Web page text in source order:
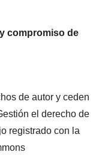
compromiso de
de autor y ceden
el derecho de
registrado con la